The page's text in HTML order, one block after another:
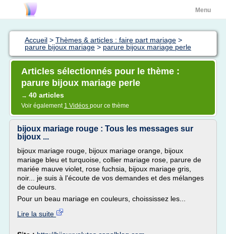
Menu
Accueil > Thèmes & articles : faire part mariage >
parure bijoux mariage > parure bijoux mariage perle
Articles sélectionnés pour le thème :
parure bijoux mariage perle
→ 40 articles
Voir également 1 Vidéos pour ce thème
bijoux mariage rouge : Tous les messages sur
bijoux ...
bijoux mariage rouge, bijoux mariage orange, bijoux
mariage bleu et turquoise, collier mariage rose, parure de
mariée mauve violet, rose fuchsia, bijoux mariage gris,
noir... je suis à l'écoute de vos demandes et des mélanges
de couleurs.
Pour un beau mariage en couleurs, choississez les...
Lire la suite